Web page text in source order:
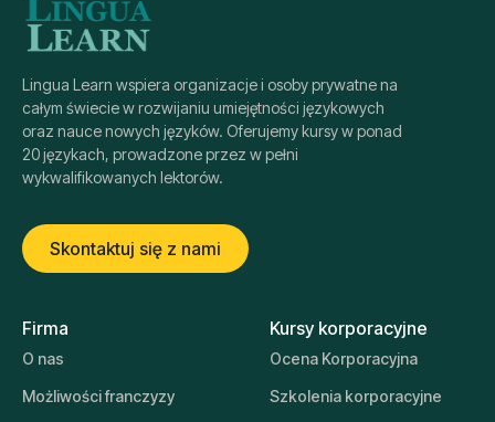
Lingua Learn wspiera organizacje i osoby prywatne na
całym świecie w rozwijaniu umiejętności językowych
oraz nauce nowych języków. Oferujemy kursy w ponad
20 językach, prowadzone przez w pełni
wykwalifikowanych lektorów.
Skontaktuj się z nami
Firma
O nas
Możliwości franczyzy
Kursy korporacyjne
Ocena Korporacyjna
Szkolenia korporacyjne